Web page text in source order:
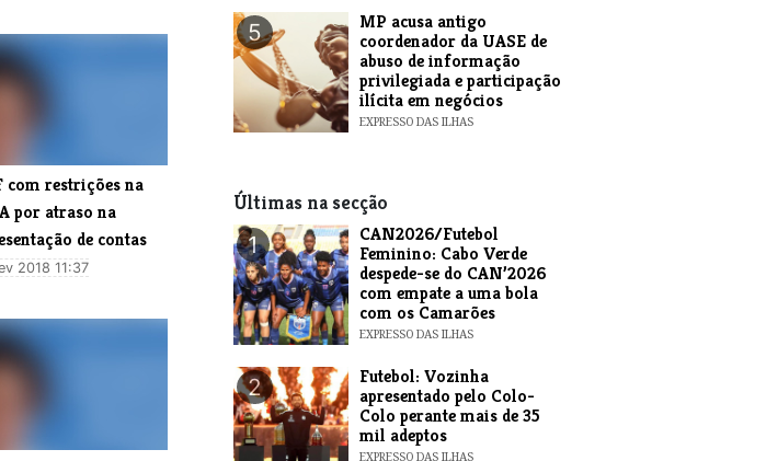
com restrições na
por atraso na
de contas
2018 11:37
5
MP acusa antigo
coordenador da UASE de
abuso de informação
privilegiada e participação
ilícita em negócios
EXPRESSO DAS ILHAS
Últimas na secção
1
CAN2026/Futebol
Feminino: Cabo Verde
despede-se do CAN’2026
com empate a uma bola
com os Camarões
EXPRESSO DAS ILHAS
2
Futebol: Vozinha
apresentado pelo Colo-
Colo perante mais de 35
mil adeptos
EXPRESSO DAS ILHAS